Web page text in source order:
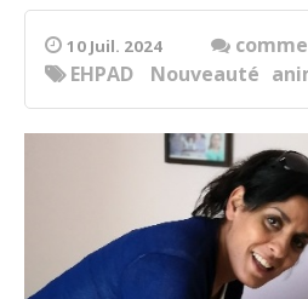
10 Juil. 2024
EHPAD Nouveauté